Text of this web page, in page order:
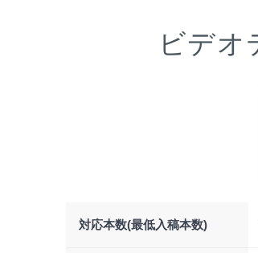
ビデオ
対応本数(最低入稿本数)